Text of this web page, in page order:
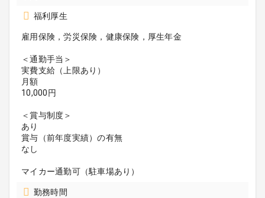
福利厚生
雇用保険，労災保険，健康保険，厚生年金
＜通勤手当＞
実費支給（上限あり）
月額
10,000円
＜賞与制度＞
あり
賞与（前年度実績）の有無
なし
マイカー通勤可（駐車場あり）
勤務時間